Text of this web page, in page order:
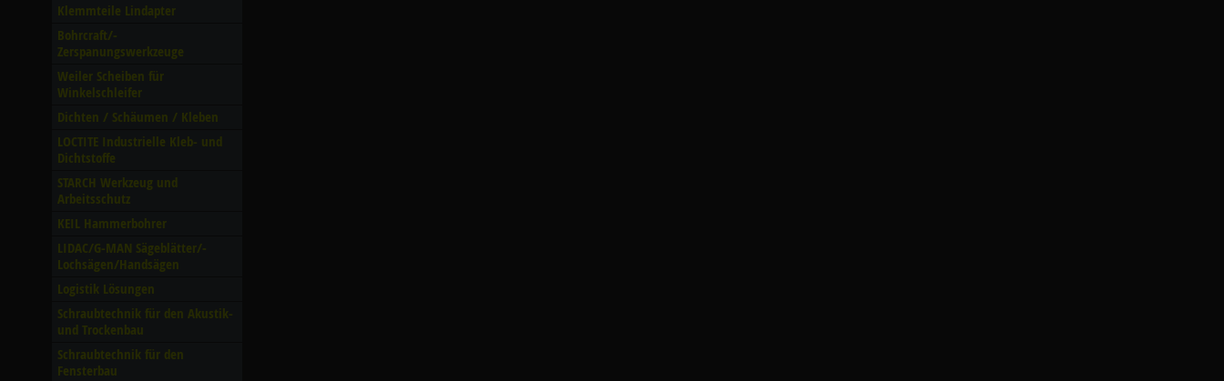
Klemmteile Lindapter
Bohrcraft/­
Zerspanungswerkzeuge
Weiler Scheiben für
Winkelschleifer
Dichten /­ Schäumen /­ Kleben
LOCTITE Industrielle Kleb- und
Dichtstoffe
STARCH Werkzeug und
Arbeitsschutz
KEIL Hammerbohrer
LIDAC/­G-MAN Sägeblätter/­
Lochsägen/­Handsägen
Logistik Lösungen
Schraubtechnik für den Akustik-
und Trockenbau
Schraubtechnik für den
Fensterbau